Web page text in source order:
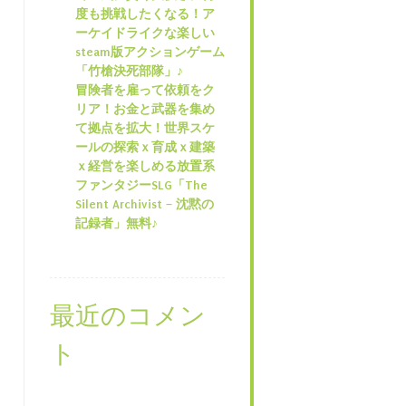
度も挑戦したくなる！ア
ーケイドライクな楽しい
steam版アクションゲーム
「竹槍決死部隊」♪
冒険者を雇って依頼をク
リア！お金と武器を集め
て拠点を拡大！世界スケ
ールの探索ｘ育成ｘ建築
ｘ経営を楽しめる放置系
ファンタジーSLG「The
Silent Archivist – 沈黙の
記録者」無料♪
最近のコメン
ト